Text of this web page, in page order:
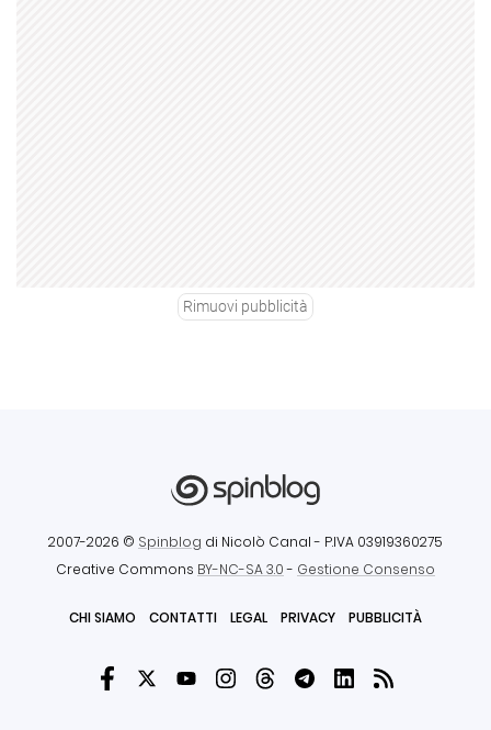
Rimuovi pubblicità
2007-2026 © Spinblog di Nicolò Canal - P.IVA 03919360275
Creative Commons BY-NC-SA 3.0- Gestione Consenso
CHI SIAMO CONTATTI LEGAL PRIVACY PUBBLICITÀ